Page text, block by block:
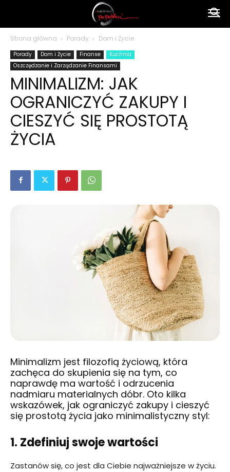
polsku
Strona główna Porady Dom i Życie
Porady Dom i Życie Finanse
Kuchnia
Oszczędzanie i Zarządzanie Finansami
MINIMALIZM: JAK
OGRANICZYĆ ZAKUPY I
CIESZYĆ SIĘ PROSTOTĄ
ŻYCIA
Minimalizm jest filozofią życiową, która
zachęca do skupienia się na tym, co
naprawdę ma wartość i odrzucenia
nadmiaru materialnych dóbr. Oto kilka
wskazówek, jak ograniczyć zakupy i cieszyć
się prostotą życia jako minimalistyczny styl:
1. Zdefiniuj swoje wartości
Zastanów się, co jest dla Ciebie najważniejsze w życiu.